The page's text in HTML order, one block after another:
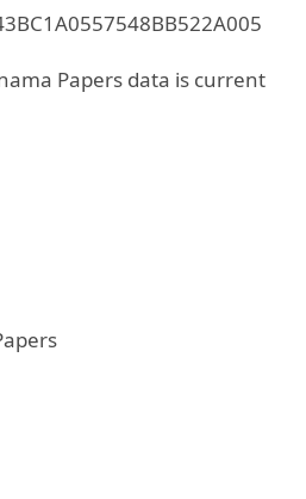
Papers data is current